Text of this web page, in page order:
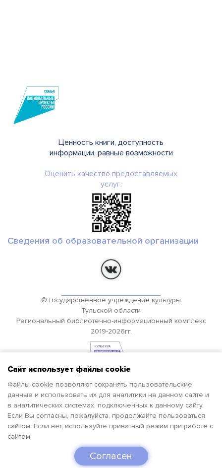
Сайт использует файлы cookie
Файлы cookie позволяют сохранять пользовательские
данные и использовать их для аналитики на данном сайте и
в аналитических системах, подключенных к данному сайту.
Если Вы согласны, пожалуйста, продолжайте пользоваться
сайтом. Если нет, используйте приватный режим при работе с
сайтом.
Согласен
Ценность книги, доступность
информации, равные возможности
Оценить качество предоставляемых
услуг:
Сведения об образовательной организации
© Государственное учреждение культуры
Тульской области
Региональный библиотечно-информационный комплекс
2019-2026гг.